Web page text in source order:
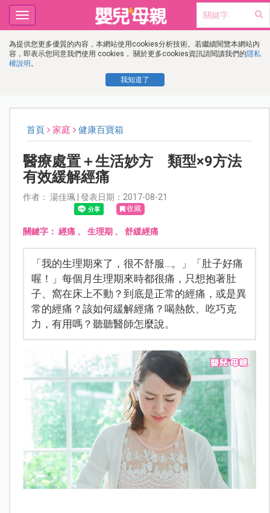
為提供您更多優質的內容，本網站使用cookies分析技術。若繼續閱覽本網站內
容，即表示您同意我們使用 cookies， 關於更多cookies資訊請閱讀我們的隱私
權說明 。
我知道了
Toggle
navigation
首頁 家庭 健康百寶箱
醫療處置＋生活妙方 類型×9方法
有效緩解經痛
作者： 湯佳珮 | 發表日期：2017-08-21
收藏
關鍵字： 經痛、 生理期 、 舒緩經痛
「我的生理期來了，很不舒服…。」「肚子好痛
喔！」每個月生理期來時都很痛，只想抱著肚
子、窩在床上不動？到底是正常的經痛，或是異
常的經痛？該如何緩解經痛？喝熱飲、吃巧克
力，有用嗎？聽聽醫師怎麼說。